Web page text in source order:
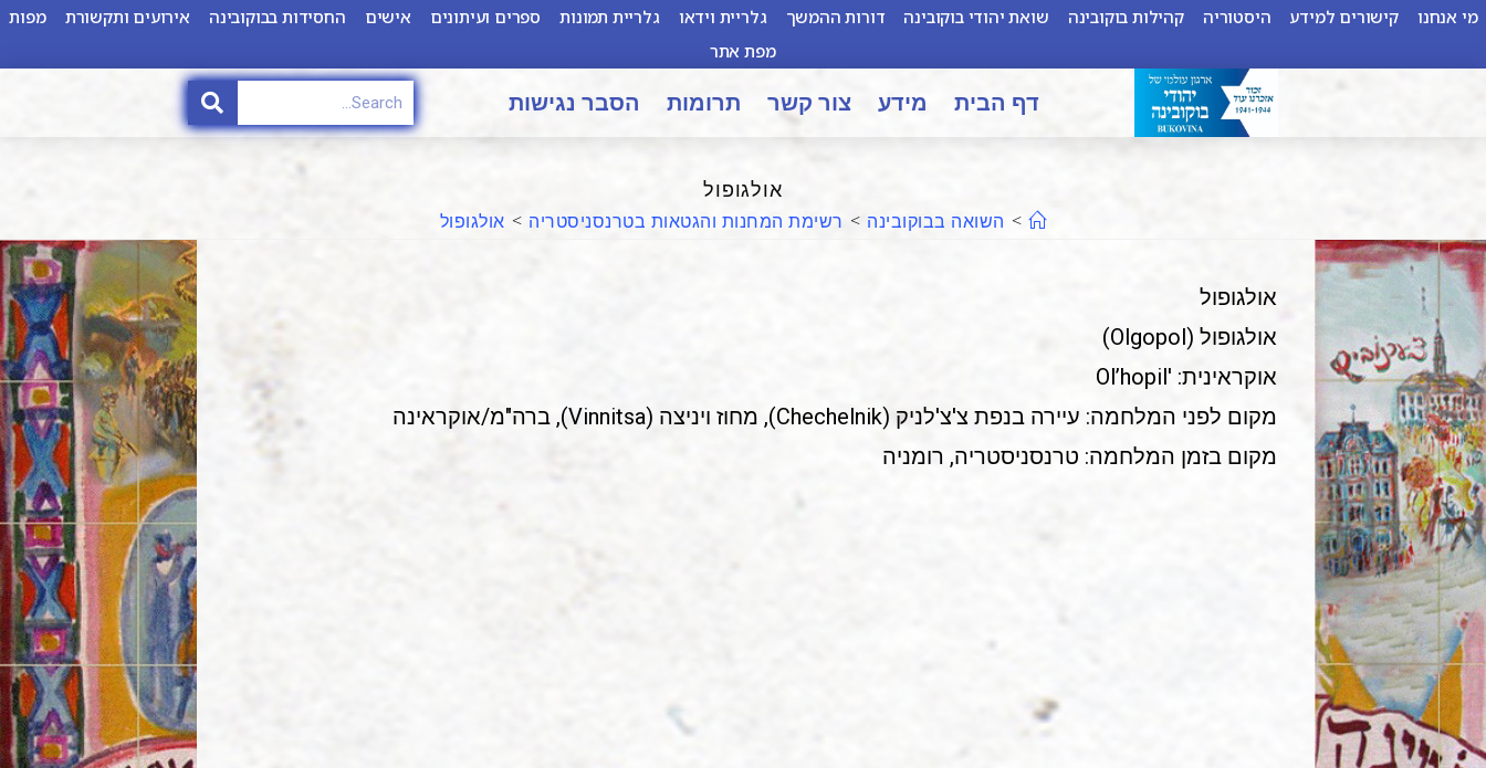
מי אנחנו קישורים למידע היסטוריה קהילות בוקובינה שואת יהודי בוקובינה דורות ההמשך גלריית וידאו גלריית תמונות ספרים ועיתונים אישים החסידות בבוקובינה אירועים ותקשורת
מפות
מפת אתר
דף הבית מידע צור קשר תרומות הסבר נגישות
אולגופול
> השואה בבוקובינה > רשימת המחנות והגטאות בטרנסניסטריה > אולגופול
אולגופול
אולגופול (Olgopol)
אוקראינית: 'Ol’hopil
מקום לפני המלחמה: עיירה בנפת צ'צ'לניק (Chechelnik), מחוז ויניצה (Vinnitsa), ברה"מ/אוקראינה
מקום בזמן המלחמה: טרנסניסטריה, רומניה